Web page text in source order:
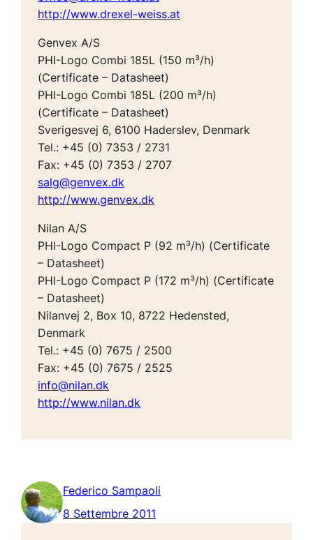
http://www.drexel-weiss.at
Genvex A/S
PHI-Logo Combi 185L (150 m³/h)
(Certificate – Datasheet)
PHI-Logo Combi 185L (200 m³/h)
(Certificate – Datasheet)
Sverigesvej 6, 6100 Haderslev, Denmark
Tel.: +45 (0) 7353 / 2731
Fax: +45 (0) 7353 / 2707
salg@genvex.dk
http://www.genvex.dk
Nilan A/S
PHI-Logo Compact P (92 m³/h) (Certificate
– Datasheet)
PHI-Logo Compact P (172 m³/h) (Certificate
– Datasheet)
Nilanvej 2, Box 10, 8722 Hedensted,
Denmark
Tel.: +45 (0) 7675 / 2500
Fax: +45 (0) 7675 / 2525
info@nilan.dk
http://www.nilan.dk
Federico Sampaoli
8 Settembre 2011